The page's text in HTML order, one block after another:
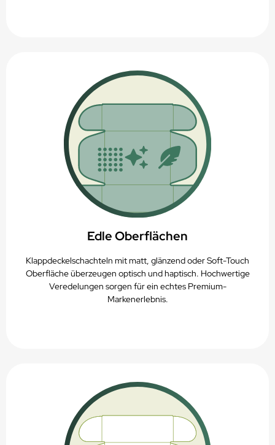
Edle Oberflächen
Klappdeckelschachteln mit matt, glänzend oder Soft-Touch
Oberfläche überzeugen optisch und haptisch. Hochwertige
Veredelungen sorgen für ein echtes Premium-
Markenerlebnis.